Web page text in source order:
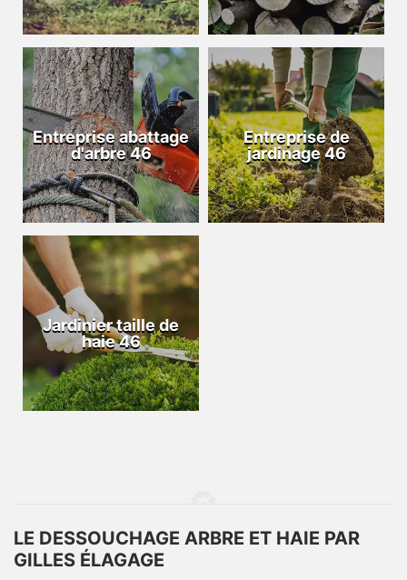
Entreprise abattage
d'arbre 46
Entreprise de
jardinage 46
Jardinier taille de
haie 46
LE DESSOUCHAGE ARBRE ET HAIE PAR
GILLES ÉLAGAGE